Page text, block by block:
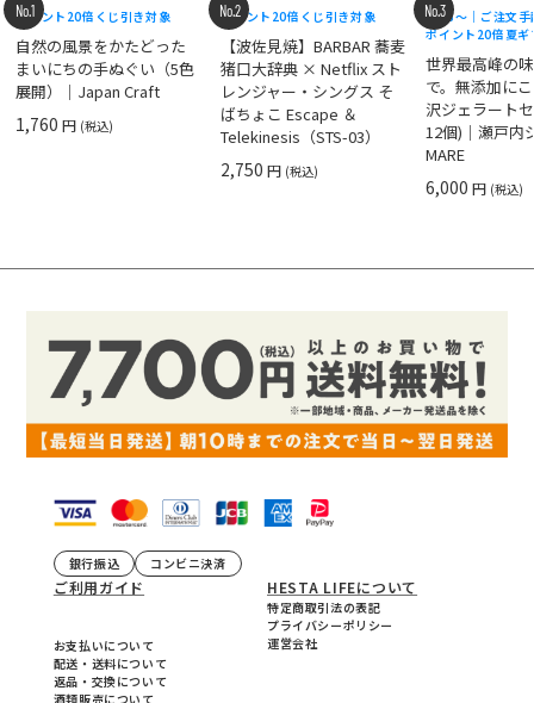
No.1
ポイント20倍 くじ引き対象
自然の風景をかたどった
まいにちの手ぬぐい（5色
展開）｜Japan Craft
1,760円 (税込)
No.2
ポイント20倍 くじ引き対象
【波佐見焼】BARBAR 蕎麦
猪口大辞典 × Netflix スト
レンジャー・シングス そ
ばちょこ Escape ＆
Telekinesis（STS-03）
2,750円 (税込)
No.3
8/18〜｜ご注文手
ポイント20倍 夏
世界最高峰の
で。無添加に
沢ジェラート
12個)｜瀬戸内
MARE
6,000円 (税込)
銀行振込 コンビニ決済
ご利用ガイド
お支払いについて
配送・送料について
返品・交換について
酒類販売について
HESTA LIFEについて
特定商取引法の表記
プライバシーポリシー
運営会社